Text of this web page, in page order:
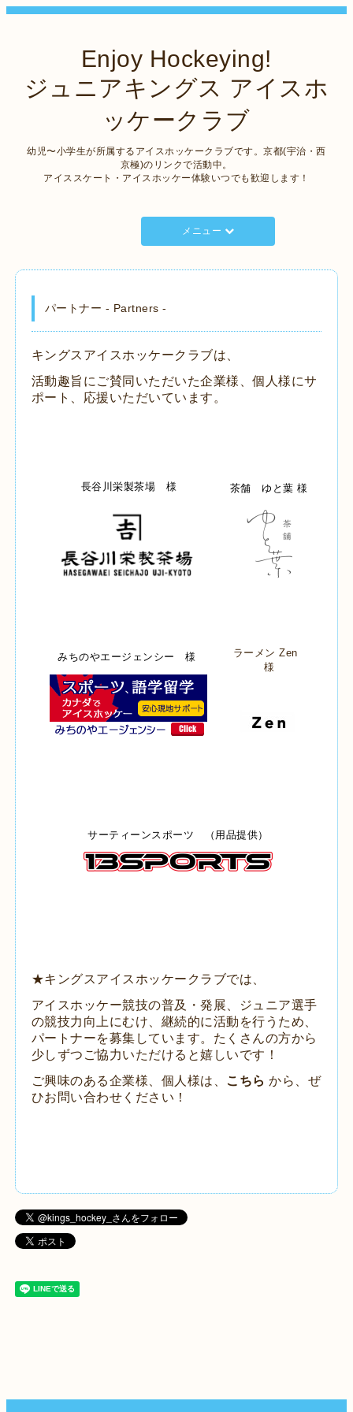
Enjoy Hockeying!
ジュニアキングス アイスホ
ッケークラブ
幼児〜小学生が所属するアイスホッケークラブです。京都(宇治・西
京極)のリンクで活動中。
アイススケート・アイスホッケー体験いつでも歓迎します！
メニュー
パートナー - Partners -
キングスアイスホッケークラブは、
活動趣旨にご賛同いただいた企業様、個人様にサ
ポート、応援いただいています。
長谷川栄製茶場 様 茶舗 ゆと葉 様
みちのやエージェンシー 様
ラーメン Zen
様
サーティーンスポーツ （用品提供）
★キングスアイスホッケークラブでは、
アイスホッケー競技の普及・発展、ジュニア選手
の競技力向上 にむけ、 継続的に活動を行うため、
パートナーを募集しています。 たくさんの方から
少しずつご協力いただけると嬉しいです！
ご興味のある企業様、個人様は、
こちら から、ぜ
ひお問い合わせください！